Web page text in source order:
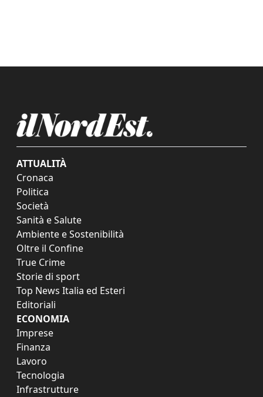
ATTUALITÀ
Cronaca
Politica
Società
Sanità e Salute
Ambiente e Sostenibilità
Oltre il Confine
True Crime
Storie di sport
Top News Italia ed Esteri
Editoriali
ECONOMIA
Imprese
Finanza
Lavoro
Tecnologia
Infrastrutture